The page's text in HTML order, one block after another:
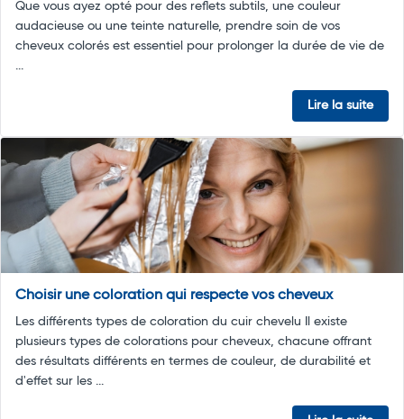
Que vous ayez opté pour des reflets subtils, une couleur
audacieuse ou une teinte naturelle, prendre soin de vos
cheveux colorés est essentiel pour prolonger la durée de vie de
...
Lire la suite
Choisir une coloration qui respecte vos cheveux
Les différents types de coloration du cuir chevelu Il existe
plusieurs types de colorations pour cheveux, chacune offrant
des résultats différents en termes de couleur, de durabilité et
d'effet sur les ...